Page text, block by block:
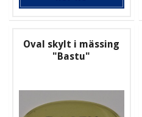
Oval skylt i mässing
"Bastu"